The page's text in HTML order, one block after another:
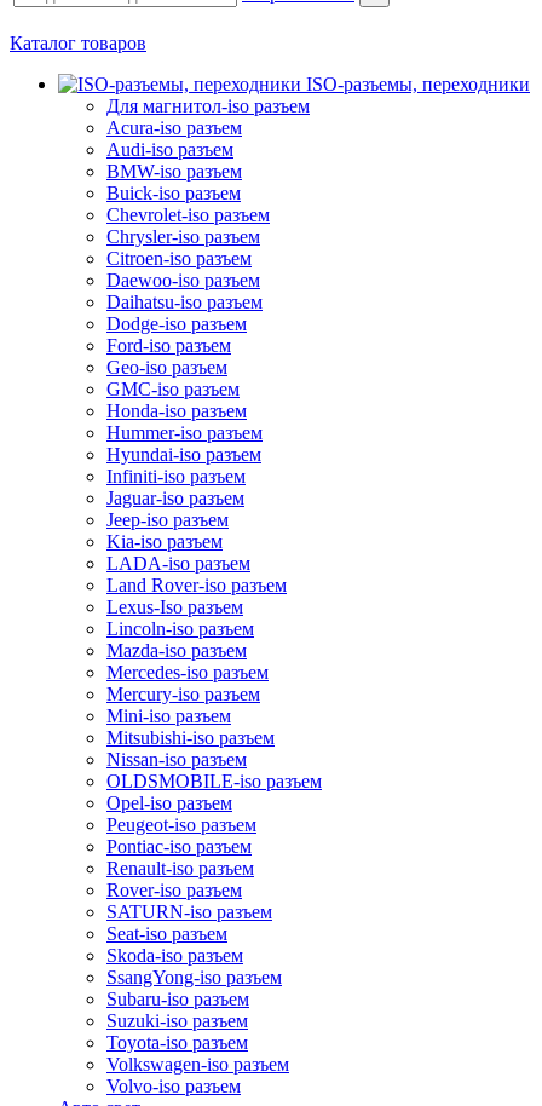
Каталог товаров
ISO-разъемы, переходники
Для магнитол-iso разъем
Acura-iso разъем
Audi-iso разъем
BMW-iso разъем
Buick-iso разъем
Chevrolet-iso разъем
Chrysler-iso разъем
Citroen-iso разъем
Daewoo-iso разъем
Daihatsu-iso разъем
Dodge-iso разъем
Ford-iso разъем
Geo-iso разъем
GMC-iso разъем
Honda-iso разъем
Hummer-iso разъем
Hyundai-iso разъем
Infiniti-iso разъем
Jaguar-iso разъем
Jeep-iso разъем
Kia-iso разъем
LADA-iso разъем
Land Rover-iso разъем
Lexus-Iso разъем
Lincoln-iso разъем
Mazda-iso разъем
Mercedes-iso разъем
Mercury-iso разъем
Mini-iso разъем
Mitsubishi-iso разъем
Nissan-iso разъем
OLDSMOBILE-iso разъем
Opel-iso разъем
Peugeot-iso разъем
Pontiac-iso разъем
Renault-iso разъем
Rover-iso разъем
SATURN-iso разъем
Seat-iso разъем
Skoda-iso разъем
SsangYong-iso разъем
Subaru-iso разъем
Suzuki-iso разъем
Toyota-iso разъем
Volkswagen-iso разъем
Volvo-iso разъем